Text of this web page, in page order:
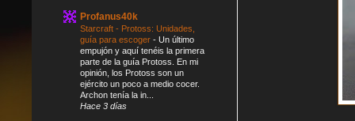
Profanus40k
Starcraft - Protoss: Unidades,
guía para escoger - Un último
empujón y aquí tenéis la primera
parte de la guía Protoss. En mi
opinión, los Protoss son un
ejército un poco a medio cocer.
Archon tenía la in...
Hace 3 días